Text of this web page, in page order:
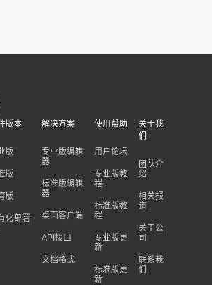
版本
版
版
版
化部署
解决方案
专业版编辑
器
标准版编辑
器
桌面客户端
API接口
文档格式
使用帮助
用户论坛
专业版教
程
标准版教
程
专业版更
新
标准版更
新
关于我
们
团队介
绍
相关报
道
关于公
司
联系我
们